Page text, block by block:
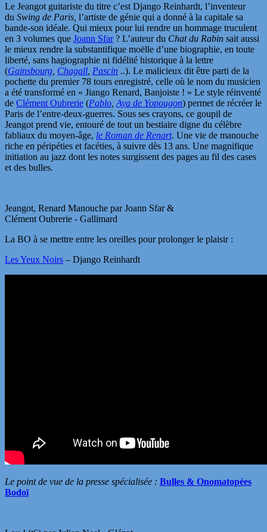
Le Jeangot guitariste du titre c’est Django Reinhardt, l’inventeur
du Swing de Paris, l’artiste de génie qui a donné à la capitale sa
bande-son idéale. Qui mieux pour lui rendre un hommage truculent
en 3 volumes que Joann Sfar? L’auteur du Chat du Rabin sait aussi
le mieux rendre la substantifique moëlle d’une biographie, en toute
liberté, sans hagiographie ni fidélité historique à la lettre
(Gainsbourg Chagall Pascin ..). Le malicieux dit être parti de la
pochette du premier 78 tours enregistré, celle où le nom du musicien
a été transformé en « Jiango Renard, Banjoiste ! » Le style réinventé
de Clément Oubrerie (Pablo Aya de Yopougon) permet de récréer le
Paris de l’entre-deux-guerres. Sous ses crayons, ce goupil de
Jeangot prend vie, entouré de tout un bestiaire digne du célèbre
fabliaux du moyen-âge, le Roman de Renart. Une vie de manouche
riche en péripéties et facéties, à suivre dès 13 ans. Une magnifique
initiation au jazz dont les notes surgissent des pages au fil des cases
et des bulles.
Jeangot, Renard Manouche par Joann Sfar &
Clément Oubrerie - Gallimard
La BO à se mettre entre les oreilles pour prolonger le plaisir :
Les Yeux Noirs – Django Reinhardt
Le point de vue de la presse spécialisée : Bulles & Onomatopées
Bodoï